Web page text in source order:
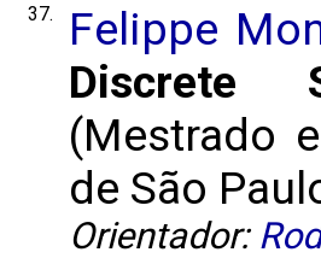
37.
Felippe
Discrete
(Mestrado
de São
Orientador: